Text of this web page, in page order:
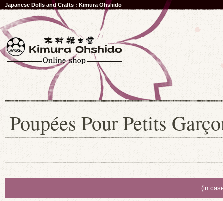
Japanese Dolls and Crafts : Kimura Ohshido
Poupées Pour Petits
(in